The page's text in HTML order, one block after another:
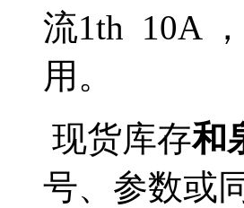
流1th 10A
用。
现货库存和
号、参数或